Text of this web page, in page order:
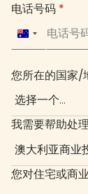
电话号码 *
Australia
+61
您所在的国家/
我需要帮助处
您对住宅或商